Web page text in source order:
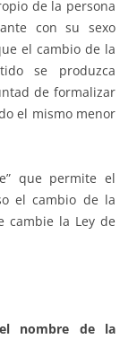
de la persona
con su sexo
el cambio de la
se produzca
de formalizar
el mismo menor
que permite el
el cambio de la
cambie la Ley de
nombre de la